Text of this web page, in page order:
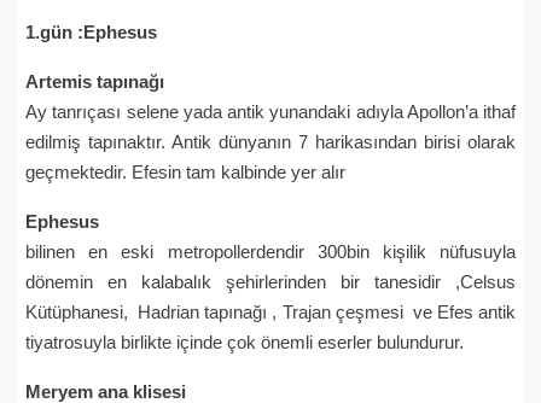
1.gün :Ephesus
Artemis tapınağı
Ay tanrıçası selene yada antik yunandaki adıyla Apollon’a ithaf
edilmiş tapınaktır. Antik dünyanın 7 harikasından birisi olarak
geçmektedir. Efesin tam kalbinde yer alır
Ephesus
bilinen en eski metropollerdendir 300bin kişilik nüfusuyla
dönemin en kalabalık şehirlerinden bir tanesidir ,Celsus
Kütüphanesi, Hadrian tapınağı , Trajan çeşmesi ve Efes antik
tiyatrosuyla birlikte içinde çok önemli eserler bulundurur.
Meryem ana klisesi